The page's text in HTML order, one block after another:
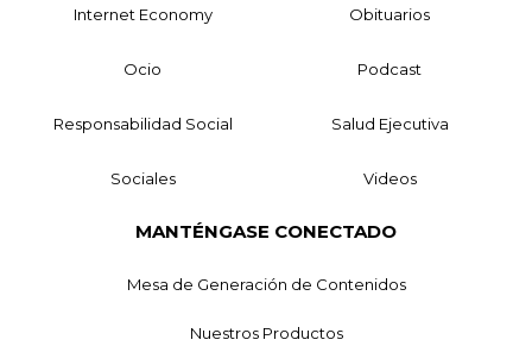
Internet Economy Obituarios
Ocio Podcast
Responsabilidad Social Salud Ejecutiva
Sociales Videos
MANTÉNGASE CONECTADO
Mesa de Generación de Contenidos
Nuestros Productos